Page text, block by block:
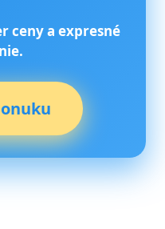
ceny a expresné